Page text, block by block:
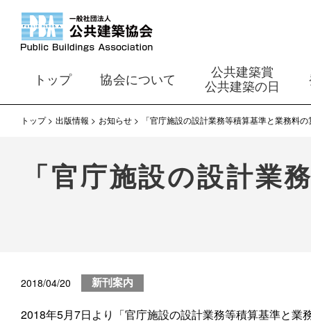
トップ 協会について
公共建築賞
公共建築の日
トップ 出版情報 お知らせ 「官庁施設の設計業務等積算基準と業務料
「官庁施設の設計
2018/04/20 新刊案内
2018年5月7日より「官庁施設の設計業務等積算基準と